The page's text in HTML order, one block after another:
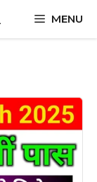
MENU